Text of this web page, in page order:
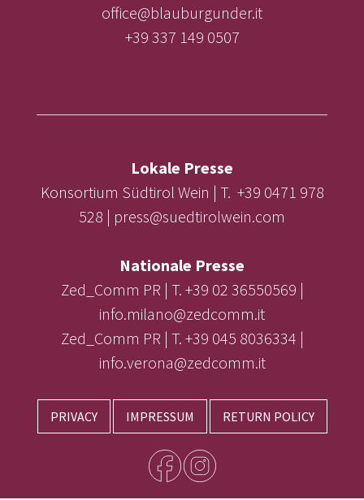
office@blauburgunder.it
+39 337 149 0507
Lokale Presse
Konsortium Südtirol Wein | T. +39 0471 978
528 | press@suedtirolwein.com
Nationale Presse
Zed_Comm PR | T. +39 02 36550569 |
info.milano@zedcomm.it
Zed_Comm PR | T. +39 045 8036334 |
info.verona@zedcomm.it
PRIVACY IMPRESSUM RETURN POLICY